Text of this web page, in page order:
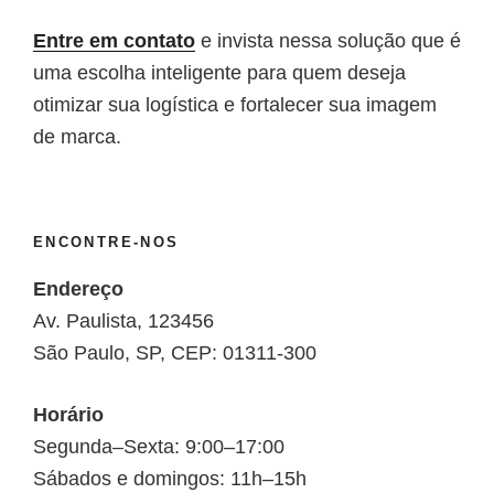
Entre em contato e invista nessa solução que é
uma escolha inteligente para quem deseja
otimizar sua logística e fortalecer sua imagem
de marca.
ENCONTRE-NOS
Endereço
Av. Paulista, 123456
São Paulo, SP, CEP: 01311-300
Horário
Segunda–Sexta: 9:00–17:00
Sábados e domingos: 11h–15h